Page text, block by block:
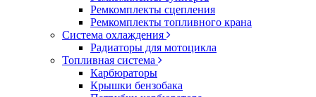
Ремкомплекты сцепления
Ремкомплекты топливного крана
Система охлаждения
Радиаторы для мотоцикла
Топливная система
Карбюраторы
Крышки бензобака